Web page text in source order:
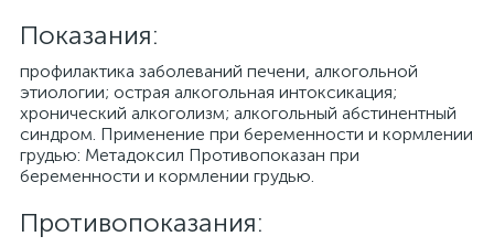
Показания:
профилактика заболеваний печени, алкогольной
этиологии; острая алкогольная интоксикация;
хронический алкоголизм; алкогольный абстинентный
синдром. Применение при беременности и кормлении
грудью: Метадоксил Противопоказан при
беременности и кормлении грудью.
Противопоказания: